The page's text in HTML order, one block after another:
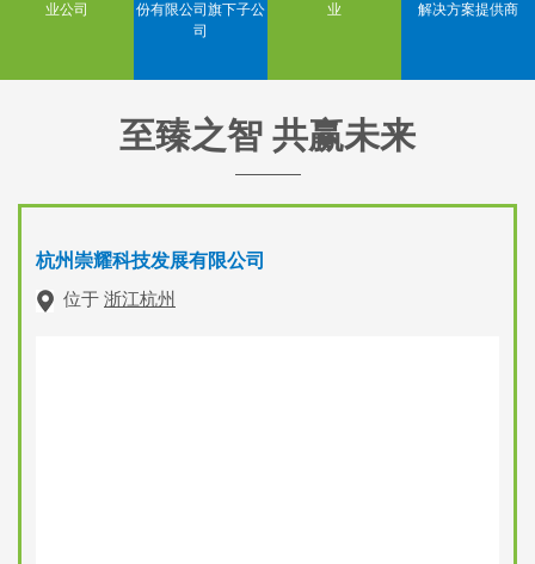
业公司
份有限公司旗下子公
司
业
解决方案提供商
至臻之智 共赢未来
杭州崇耀科技发展有限公司
位于 浙江杭州